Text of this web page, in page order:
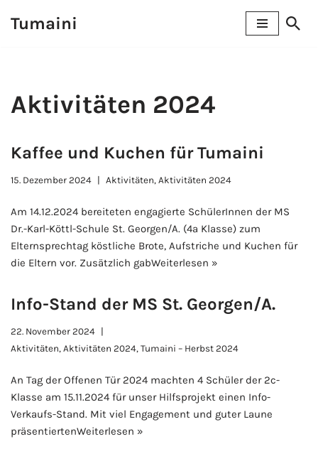
Tumaini
Aktivitäten 2024
Kaffee und Kuchen für Tumaini
15. Dezember 2024 Aktivitäten, Aktivitäten 2024
Am 14.12.2024 bereiteten engagierte SchülerInnen der MS
Dr.-Karl-Köttl-Schule St. Georgen/A. (4a Klasse) zum
Elternsprechtag köstliche Brote, Aufstriche und Kuchen für
die Eltern vor. Zusätzlich gabWeiterlesen »
Info-Stand der MS St. Georgen/A.
22. November 2024
Aktivitäten, Aktivitäten 2024, Tumaini – Herbst 2024
An Tag der Offenen Tür 2024 machten 4 Schüler der 2c-
Klasse am 15.11.2024 für unser Hilfsprojekt einen Info-
Verkaufs-Stand. Mit viel Engagement und guter Laune
präsentiertenWeiterlesen »